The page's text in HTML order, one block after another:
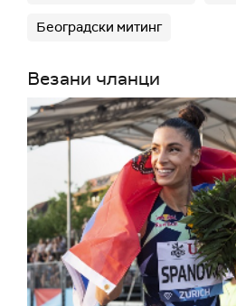
Београдски митинг
Везани чланци